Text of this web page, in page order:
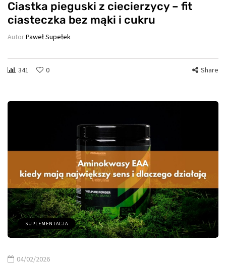
Ciastka pieguski z ciecierzycy – fit
ciasteczka bez mąki i cukru
AutorPaweł Supełek
341 0 Share
SUPLEMENTACJA
04/02/2026